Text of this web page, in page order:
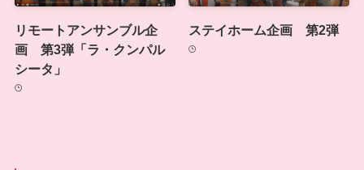
リモートアンサンブル企
画 第3弾「ラ・クンパル
シータ」
ステイホーム企画 第2弾